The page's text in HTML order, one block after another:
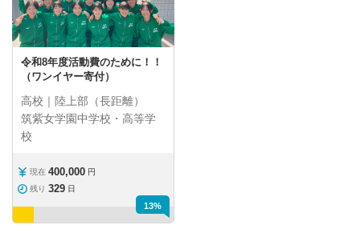
令和8年度活動費のために！！
（ワンイヤー寄付）
高校｜陸上部（長距離）
筑紫女学園中学校・高等学
校
現在 400,000 円
残り 329 日
13%